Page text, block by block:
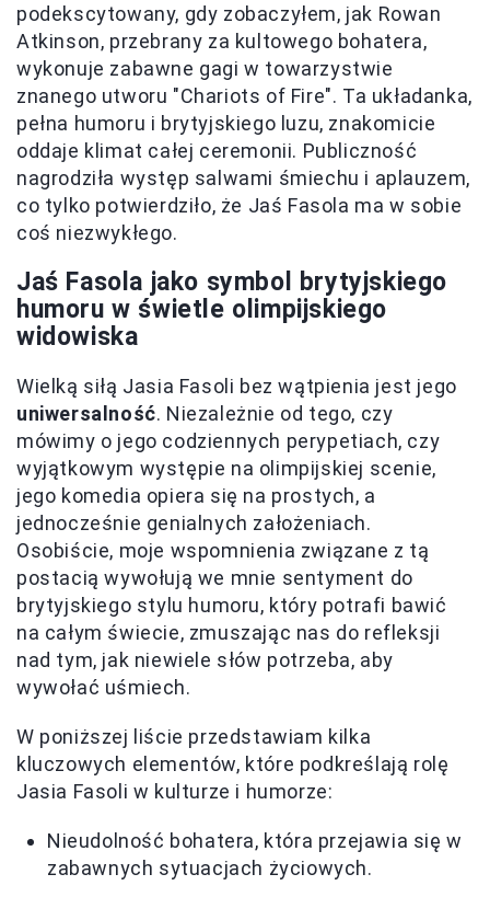
podekscytowany, gdy zobaczyłem, jak Rowan
Atkinson, przebrany za kultowego bohatera,
wykonuje zabawne gagi w towarzystwie
znanego utworu "Chariots of Fire". Ta układanka,
pełna humoru i brytyjskiego luzu, znakomicie
oddaje klimat całej ceremonii. Publiczność
nagrodziła występ salwami śmiechu i aplauzem,
co tylko potwierdziło, że Jaś Fasola ma w sobie
coś niezwykłego.
Jaś Fasola jako symbol brytyjskiego
humoru w świetle olimpijskiego
widowiska
Wielką siłą Jasia Fasoli bez wątpienia jest jego
uniwersalność. Niezależnie od tego, czy
mówimy o jego codziennych perypetiach, czy
wyjątkowym występie na olimpijskiej scenie,
jego komedia opiera się na prostych, a
jednocześnie genialnych założeniach.
Osobiście, moje wspomnienia związane z tą
postacią wywołują we mnie sentyment do
brytyjskiego stylu humoru, który potrafi bawić
na całym świecie, zmuszając nas do refleksji
nad tym, jak niewiele słów potrzeba, aby
wywołać uśmiech.
W poniższej liście przedstawiam kilka
kluczowych elementów, które podkreślają rolę
Jasia Fasoli w kulturze i humorze:
Nieudolność bohatera, która przejawia się w
zabawnych sytuacjach życiowych.